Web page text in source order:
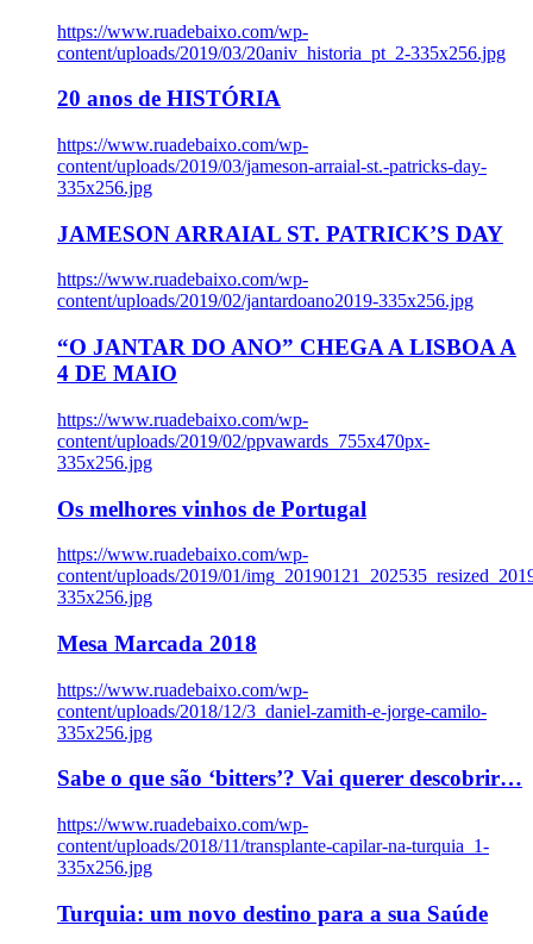
https://www.ruadebaixo.com/wp-
content/uploads/2019/03/20aniv_historia_pt_2-335x256.jpg
20 anos de HISTÓRIA
https://www.ruadebaixo.com/wp-
content/uploads/2019/03/jameson-arraial-st.-patricks-day-
335x256.jpg
JAMESON ARRAIAL ST. PATRICK’S DAY
https://www.ruadebaixo.com/wp-
content/uploads/2019/02/jantardoano2019-335x256.jpg
“O JANTAR DO ANO” CHEGA A LISBOA A
4 DE MAIO
https://www.ruadebaixo.com/wp-
content/uploads/2019/02/ppvawards_755x470px-
335x256.jpg
Os melhores vinhos de Portugal
https://www.ruadebaixo.com/wp-
content/uploads/2019/01/
335x256.jpg
Mesa Marcada 2018
https://www.ruadebaixo.com/wp-
content/uploads/2018/12/3_daniel-zamith-e-jorge-camilo-
335x256.jpg
Sabe o que são ‘bitters’? Vai querer descobrir…
https://www.ruadebaixo.com/wp-
content/uploads/2018/11/transplante-capilar-na-turquia_1-
335x256.jpg
Turquia: um novo destino para a sua Saúde